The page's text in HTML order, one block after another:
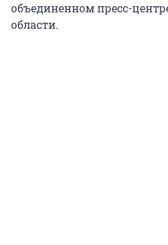
объединенном пресс-
области.